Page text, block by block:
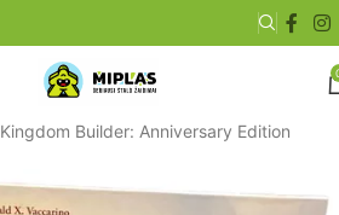
Kingdom Builder: Anniversary Edition